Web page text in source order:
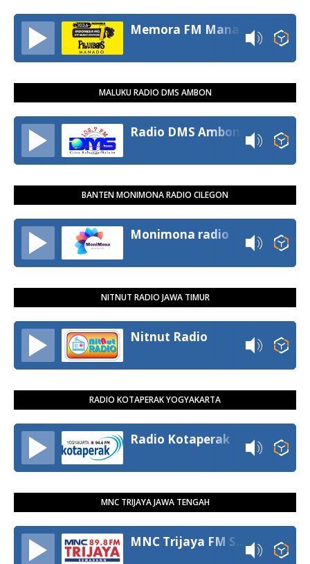
MALUKU RADIO DMS AMBON
Radio DMS Ambon
BANTEN MONIMONA RADIO CILEGON
Monimona radio
NITNUT RADIO JAWA TIMUR
Nitnut Radio
RADIO KOTAPERAK YOGYAKARTA
Radio Kotaperak
MNC TRIJAYA JAWA TENGAH